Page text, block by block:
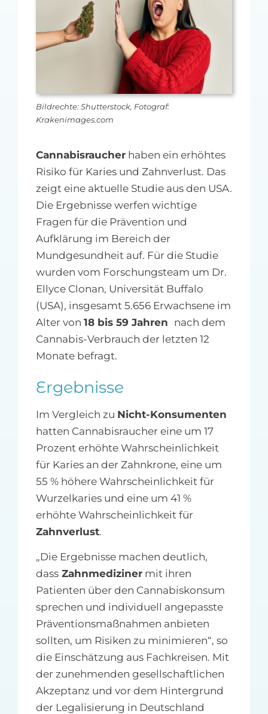
MFA-heute Newsletter-Anmeldung
Über uns
Ihre Werbung auf MFA-heute.de
SucheBildrechte: Shutterstock, Fotograf:
Krakenimages.com
Cannabisraucherhaben ein erhöhtes
Risiko für Karies und Zahnverlust. Das
zeigt eine aktuelle Studie aus den USA.
Die Ergebnisse werfen wichtige
Fragen für die Prävention und
Aufklärung im Bereich der
Mundgesundheit auf. Für die Studie
wurden vom Forschungsteam um Dr.
Ellyce Clonan, Universität Buffalo
(USA), insgesamt 5.656 Erwachsene im
Alter von 18 bis 59 Jahren nach dem
Cannabis-Verbrauch der letzten 12
Monate befragt.
Ergebnisse
Im Vergleich zu Nicht-Konsumenten
hatten Cannabisraucher eine um 17
Prozent erhöhte Wahrscheinlichkeit
für Karies an der Zahnkrone, eine um
55 % höhere Wahrscheinlichkeit für
Wurzelkaries und eine um 41 %
erhöhte Wahrscheinlichkeit für
Zahnverlust.
„Die Ergebnisse machen deutlich,
dassZahnmedizinermit ihren
Patienten über den Cannabiskonsum
sprechen und individuell angepasste
Präventionsmaßnahmen anbieten
sollten, um Risiken zu minimieren“, so
die Einschätzung aus Fachkreisen. Mit
der zunehmenden gesellschaftlichen
Akzeptanz und vor dem Hintergrund
der Legalisierung in Deutschland